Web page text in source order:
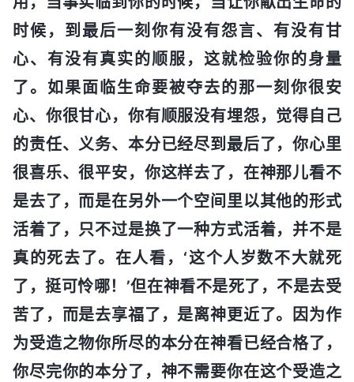
时候，到最后一刻你有没有怨言、有没有甘
心、有没有真实的顺服，这就检验你的身量
了。如果面临生命要被夺去的那一刻你很安
心、你很甘心，你有顺服没有埋怨，觉得自己
的责任、义务、本分已经尽到最后了，你心里
很喜乐、很平安，你这样去了，在神那儿看不
是去了，而是在另外一个空间里以其他的形式
活着了，只不过是换了一种方式活着，并不是
真的死去了。在人看，‘这个人岁数不大就死
了，挺可怜哪！’但在神看不是死了，不是去受
苦了，而是去享福了，是离神更近了。因为作
为受造之物你所尽的本分在神看已经合格了，
你尽完你的本分了，神不需要你在这个受造之